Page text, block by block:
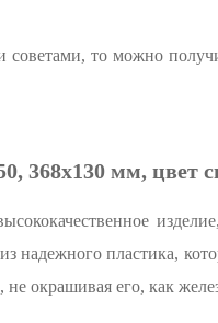
то можно
368x130 мм, цвет
надежного пластика,
окрашивая его, как